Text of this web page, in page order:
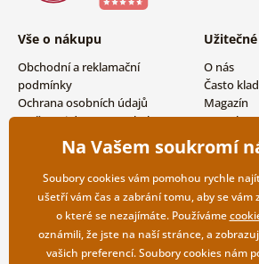
Vše o nákupu
Obchodní a reklamační
podmínky
Ochrana osobních údajů
Možnosti dopravy a platby
Vrácení zboží
O nás
Často
Magazín
Kontakty
Na Vašem soukromí
Soubory cookies vám pomohou rychle
ušetří vám čas a zabrání tomu, aby se vám
o které se nezajímáte. Používáme
oznámili, že jste na naší stránce, a
vašich preferencí. Soubory cookies nám